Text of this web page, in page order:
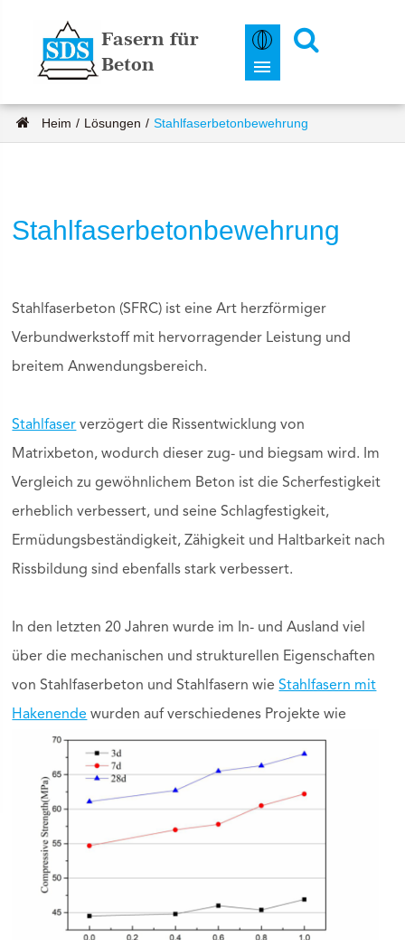
Fasern für
Beton
Heim Lösungen Stahlfaserbetonbewehrung
Stahlfaserbetonbewehrung
Stahlfaserbeton (SFRC) ist eine Art herzförmiger
Verbundwerkstoff mit hervorragender Leistung und
breitem Anwendungsbereich.
Stahlfaser verzögert die Rissentwicklung von
Matrixbeton, wodurch dieser zug- und biegsam wird. Im
Vergleich zu gewöhnlichem Beton ist die Scherfestigkeit
erheblich verbessert, und seine Schlagfestigkeit,
Ermüdungsbeständigkeit, Zähigkeit und Haltbarkeit nach
Rissbildung sind ebenfalls stark verbessert.
In den letzten 20 Jahren wurde im In- und Ausland viel
über die mechanischen und strukturellen Eigenschaften
von Stahlfaserbeton und Stahlfasern wieStahlfasern mit
Hakenende wurden auf verschiedenes Projekte wie